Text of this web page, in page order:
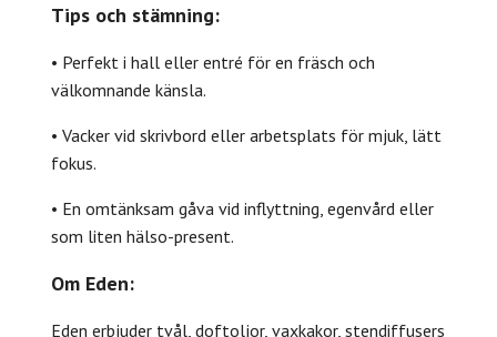
Tips och stämning:
• Perfekt i hall eller entré för en fräsch och
välkomnande känsla.
• Vacker vid skrivbord eller arbetsplats för mjuk, lätt
fokus.
• En omtänksam gåva vid inflyttning, egenvård eller
som liten hälso-present.
Om Eden:
Eden erbjuder tvål, doftoljor, vaxkakor, stendiffusers